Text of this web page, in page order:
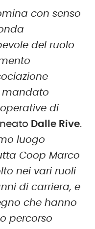
con senso
del ruolo
mandato
di
Dalle Rive.
luogo
Coop Marco
nei vari ruoli
di carriera, e
che hanno
percorso